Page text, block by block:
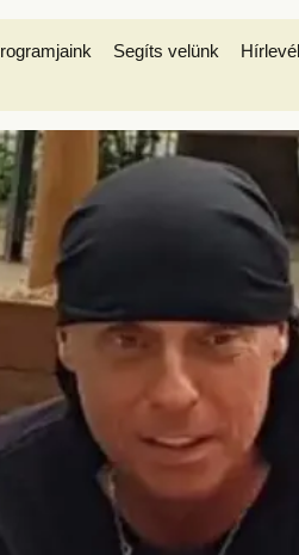
Segíts velünk Hírlevél